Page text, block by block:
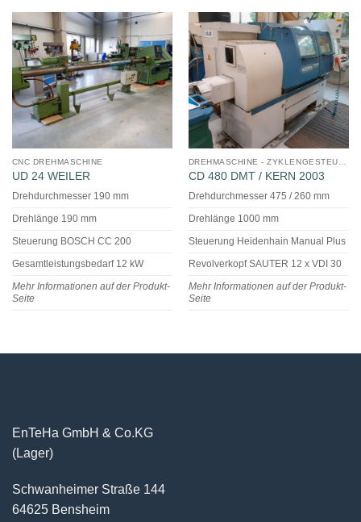
CNC DREHMASCHINE
UD 24 WEILER
Drehdurchmesser 190 mm
Drehlänge 190 mm
Steuerung BOSCH CC 200
Gesamtleistungsbedarf 12 kW
Mehr Informationen auf der Produkt-
Seite
CD 480 DMT / KERN 2003
Drehdurchmesser 475 / 260 mm
Drehlänge 1000 mm
Steuerung Heidenhain Manual Plus
Revolverkopf SAUTER 12 x VDI 30
Mehr Informationen auf der Produkt-
Seite
EnTeHa GmbH & Co.KG
(Lager)
Schwanheimer Straße 144
64625 Bensheim